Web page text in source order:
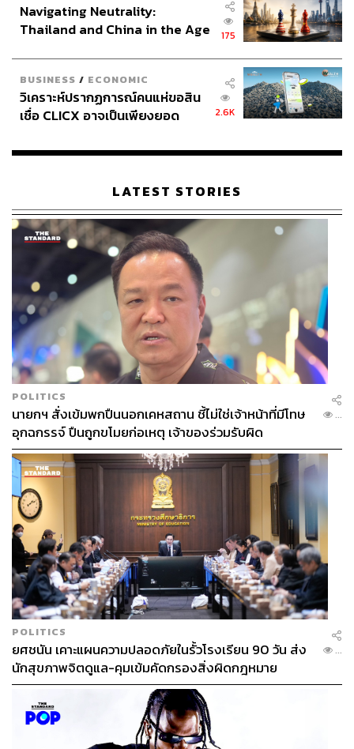
นายกฯ คนที่ 23 ของประเทศไทย
เมื่อมองย้อนกลับไปสู่จุดเริ่มต้น คนที่ปูเส้นทางให้ ‘ทักษิณ’ ได้
ซึมซับกับเส้นทางธุรกิจและการเมือง ก็คือ ‘เลิศ ชินวัตร’ ผู้เป็น
บิดา ซึ่งเคยเป็น สส. จังหวัดเชียงใหม่ พรรคพลังใหม่ ระหว่าง
ปี 2512-2519 ในยุครัฐบาลจอมพลถนอม กิตติขจร
ระหว่างที่ ‘ทักษิณ’ ศึกษาอยู่ที่โรงเรียนเตรียมทหาร บิดาของ
เขามักจะพาไปให้เห็นบรรยากาศของการประชุมพรรคและ
การประชุมรัฐสภาเสมอ
‘ทักษิณ’ เข้าสู่เส้นทางการเมืองโดย พล.ต. จำลอง ศรีเมือง
หัวหน้าพรรคพลังธรรม ได้เชิญเขามาเป็นรัฐมนตรีว่าการ
กระทรวงการต่างประเทศ ในสมัยรัฐบาลของ ชวน หลีกภัย
ในปี 2537
แต่ดำรงตำแหน่งได้เพียง 101 วันก็ต้องลาออกเนื่องจาก
กฎหมายระบุว่า รัฐมนตรีจะต้องไม่มีกิจการสัมปทานกับรัฐ
ซึ่งเขามีธุรกิจที่เกี่ยวพันกับสัมปทานจากรัฐอยู่
ต่อมาในปี 2538 ‘ทักษิณ’ ได้ขึ้นเป็นหัวหน้าพรรคพลังธรรม
และลงสมัครรับเลือกตั้งเป็น สส. เขต 2 จังหวัด
กรุงเทพมหานคร และผ่านการเลือกตั้งในวันที่ 2 กรกฎาคม
2538 โดยได้คะแนนเสียงเป็นลำดับที่ 1 ในเขตการเลือกตั้งดัง
กล่าว และได้เก้าอี้ สส. ในสภาจำนวน 23 ที่นั่ง
ทำให้ ‘ทักษิณ’ ในฐานะหัวหน้าพรรคพลังธรรม ได้ตำแหน่ง
รองนายกรัฐมนตรี ในสมัยรัฐบาลบรรหาร ศิลปอาชา และใน
สมัยรัฐบาล พล.อ.ชวลิต ยงใจยุทธ ก็ได้ตำแหน่งนี้อีกครั้ง
Navigating Neutrality:
Thailand and China in the Age
175
BUSINESS / ECONOMIC
วิเคราะห์ปรากฏการณ์คนแห่ขอสิน
เชื่อ CLICX อาจเป็นเพียงยอด
เรือนไทยที่ถูกซุกไว้
2.6K
LATEST STORIES
POLITICS
นายกฯ สั่งเข้มพกปืนนอกเคหสถาน ชี้ไม่ใช่เจ้าหน้าที่มีโทษ
อุกฉกรรจ์ ปืนถูกขโมยก่อเหตุ เจ้าของร่วมรับผิด
...
POLITICS
ยศชนัน เคาะแผนความปลอดภัยในรั้วโรงเรียน 90 วัน ส่ง
นักสุขภาพจิตดูแล-คุมเข้มคัดกรองสิ่งผิดกฎหมาย
...